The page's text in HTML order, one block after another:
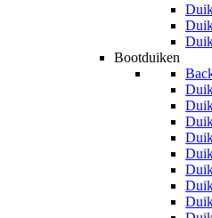
Bootduiken